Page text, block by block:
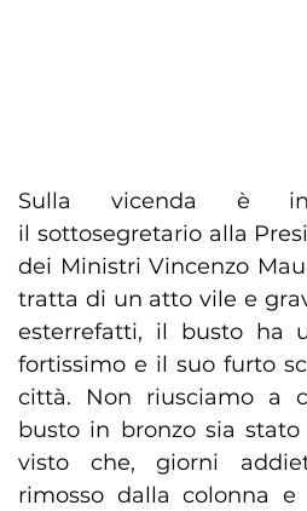
Sulla vicenda è
il sottosegretario alla
dei Ministri Vincenzo
tratta di un atto vile e
esterrefatti, il busto ha
fortissimo e il suo furto
città. Non riusciamo a
busto in bronzo sia stato
visto che, giorni
rimosso dalla colonna